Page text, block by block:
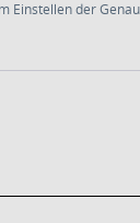
Einstellen der